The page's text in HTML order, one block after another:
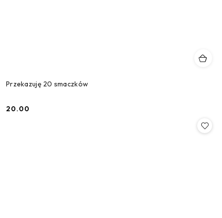
Przekazuję 20 smaczków
Cena:
20.00